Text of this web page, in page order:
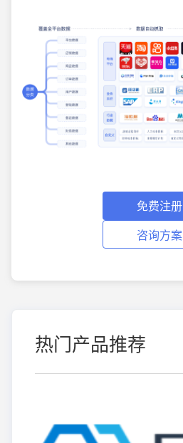
免费注册
咨询方案
热门产品推荐